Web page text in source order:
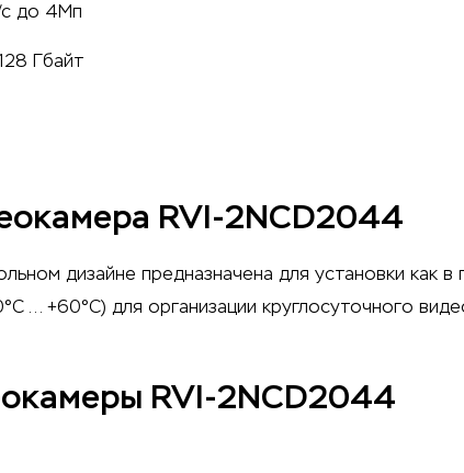
с до 4Мп
Гбайт
RVI-2NCD2044
дизайне предназначена для установки как
… +60°C) для организации круглосуточного
RVI-2NCD2044